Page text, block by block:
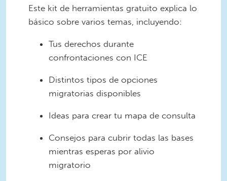
Este kit de herramientas gratuito explica lo
básico sobre varios temas, incluyendo:
Tus derechos durante
confrontaciones con ICE
Distintos tipos de opciones
migratorias disponibles
Ideas para crear tu mapa de consulta
Consejos para cubrir todas las bases
mientras esperas por alivio
migratorio